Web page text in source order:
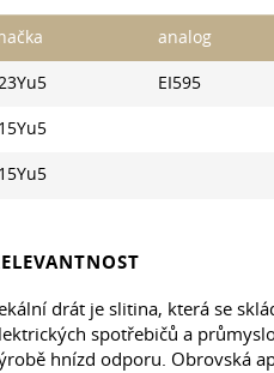
analog
EI595
drát je slitina, která se
spotřebičů a
hnízd odporu. Obrovská